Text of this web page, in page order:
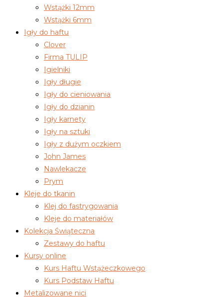
Wstążki 12mm
Wstążki 6mm
Igły do haftu
Clover
Firma TULIP
Igielniki
Igły długie
Igły do cieniowania
Igły do dzianin
Igły karnety
Igły na sztuki
Igły z dużym oczkiem
John James
Nawlekacze
Prym
Kleje do tkanin
Klej do fastrygowania
Kleje do materiałów
Kolekcja Świąteczna
Zestawy do haftu
Kursy online
Kurs Haftu Wstążeczkowego
Kurs Podstaw Haftu
Metalizowane nici